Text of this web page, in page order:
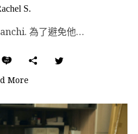
S.
Photography/ Manchi. 為了避免他人怵目、惱羞或尷尬，又或是因為見識過社會追獵起當...
More